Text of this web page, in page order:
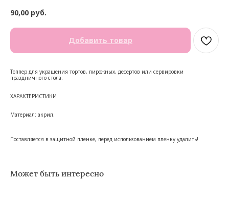
90,00 руб.
Добавить товар
Топпер для украшения тортов, пирожных, десертов или сервировки
праздничного стола.
ХАРАКТЕРИСТИКИ
Материал: акрил.
Поставляется в защитной пленке, перед использованием пленку удалить!
Может быть интересно